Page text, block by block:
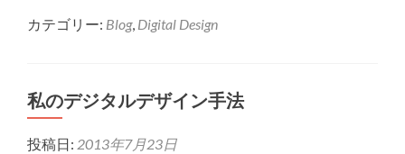
手
about
私
デ
カテゴリー: Blog, Digital Design
私のデジタルデザイン手法
投稿日: 2013年7月23日